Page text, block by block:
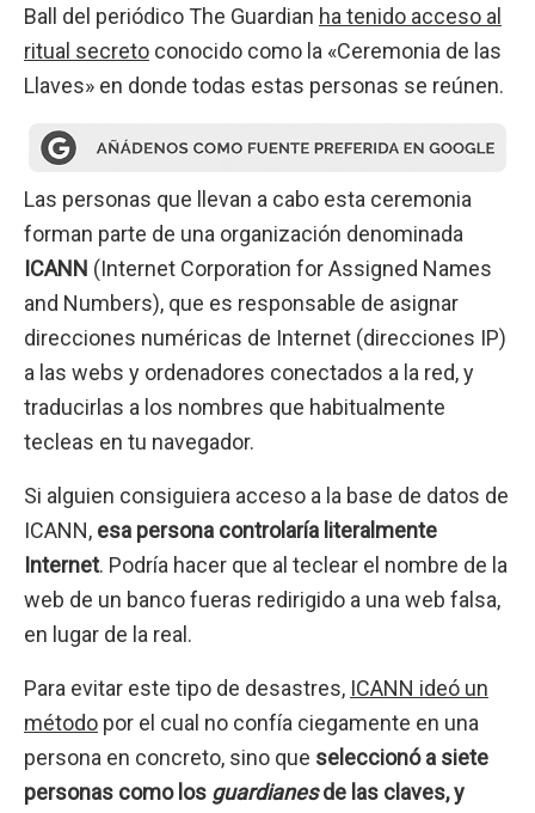
Ball del periódico The Guardian ha tenido acceso al
ritual secreto conocido como la «Ceremonia de las
Llaves» en donde todas estas personas se reúnen.
Las personas que llevan a cabo esta ceremonia
forman parte de una organización denominada
ICANN (Internet Corporation for Assigned Names
and Numbers), que es responsable de asignar
direcciones numéricas de Internet (direcciones IP)
a las webs y ordenadores conectados a la red, y
traducirlas a los nombres que habitualmente
tecleas en tu navegador.
Si alguien consiguiera acceso a la base de datos de
ICANN, esa persona controlaría literalmente
Internet. Podría hacer que al teclear el nombre de la
web de un banco fueras redirigido a una web falsa,
en lugar de la real.
Para evitar este tipo de desastres, ICANN ideó un
método por el cual no confía ciegamente en una
persona en concreto, sino que seleccionó a siete
personas como los guardianesde las claves, y